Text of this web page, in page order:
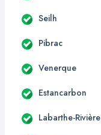
Seilh
Pibrac
Venerque
Estancarbon
Labarthe-Rivière